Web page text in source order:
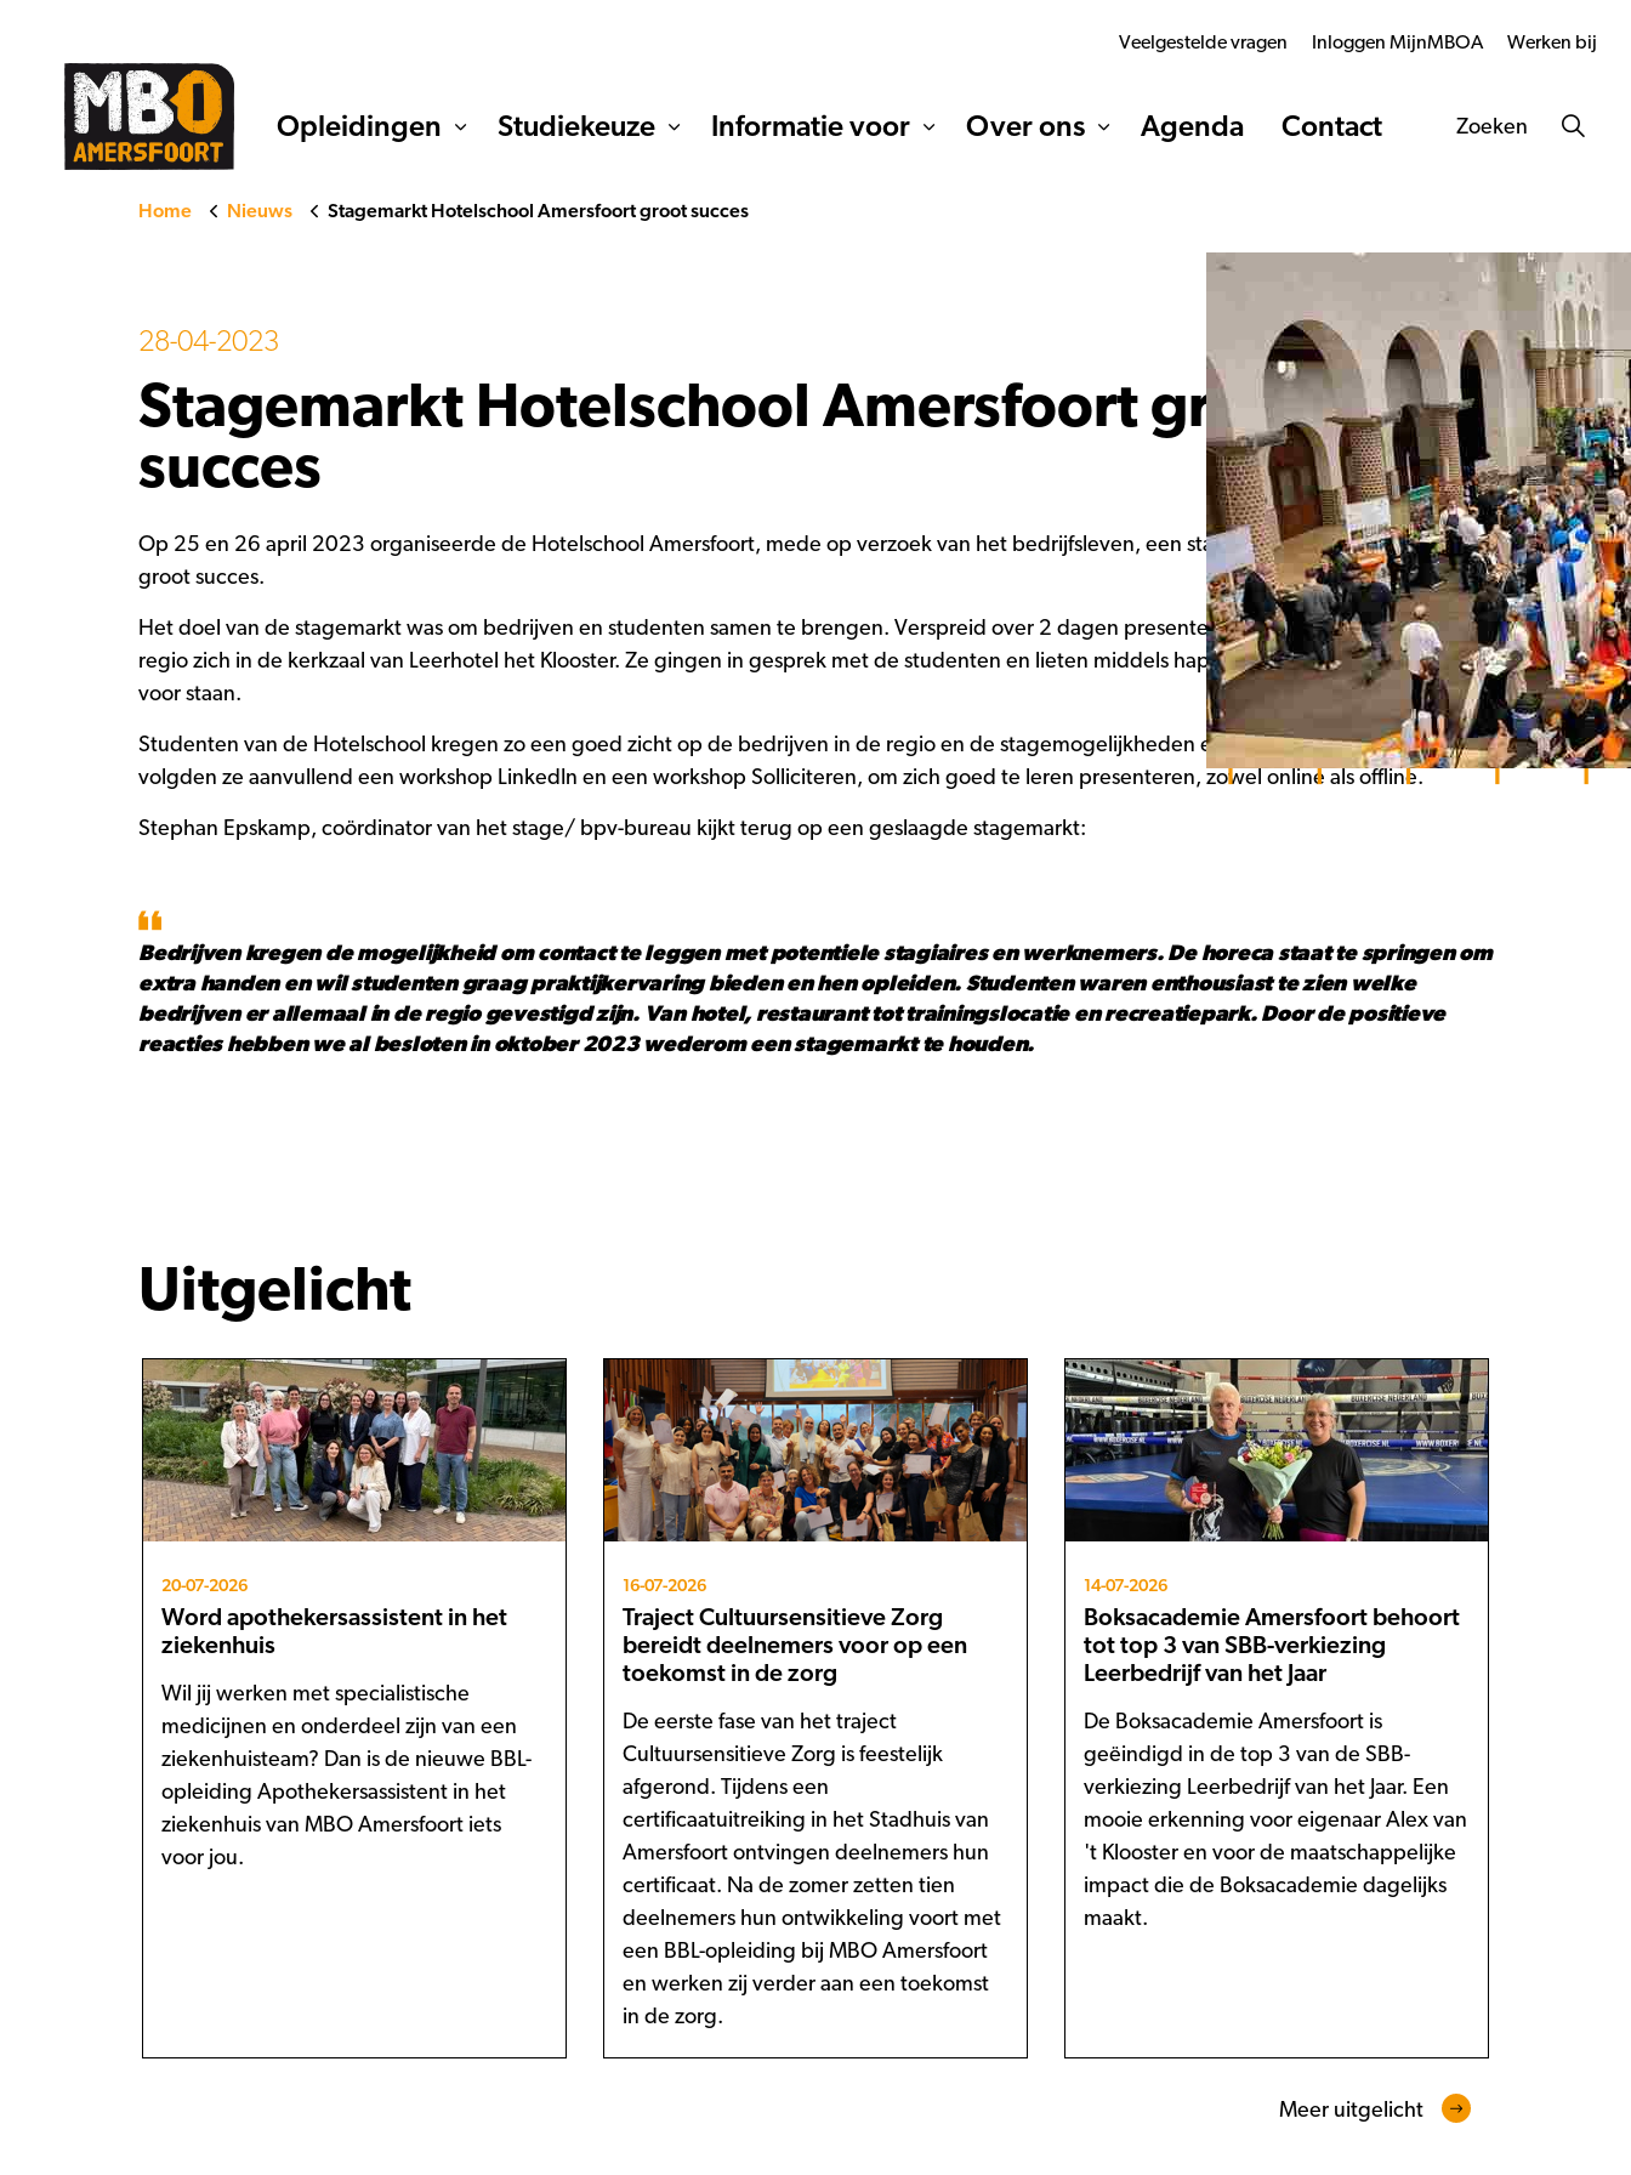
Opleidingen Studiekeuze Informatie voor Over ons Agenda Contact
Veelgestelde vragen Inloggen MijnMBOA Werken bij
Zoeken
Home Nieuws Stagemarkt Hotelschool Amersfoort groot succes
28-04-2023
Stagemarkt Hotelschool Amersfoort groot
succes
Op 25 en 26 april 2023 organiseerde de Hotelschool Amersfoort, mede op verzoek van het bedrijfsleven, een stagemarkt. En dat was een
groot succes.
Het doel van de stagemarkt was om bedrijven en studenten samen te brengen. Verspreid over 2 dagen presenteerden 75 bedrijven uit de
regio zich in de kerkzaal van Leerhotel het Klooster. Ze gingen in gesprek met de studenten en lieten middels hapjes en drankjes zien waar ze
voor staan.
Studenten van de Hotelschool kregen zo een goed zicht op de bedrijven in de regio en de stagemogelijkheden en legden contact. Ook
volgden ze aanvullend een workshop LinkedIn en een workshop Solliciteren, om zich goed te leren presenteren, zowel online als offline.
Stephan Epskamp, coördinator van het stage/ bpv-bureau kijkt terug op een geslaagde stagemarkt:
Bedrijven kregen de mogelijkheid om contact te leggen met potentiele stagiaires en werknemers. De horeca staat te springen om
extra handen en wil studenten graag praktijkervaring bieden en hen opleiden. Studenten waren enthousiast te zien welke
bedrijven er allemaal in de regio gevestigd zijn. Van hotel, restaurant tot trainingslocatie en recreatiepark. Door de positieve
reacties hebben we al besloten in oktober 2023 wederom een stagemarkt te houden.
Uitgelicht
20-07-2026
Word apothekersassistent in het
ziekenhuis
Wil jij werken met specialistische
medicijnen en onderdeel zijn van een
ziekenhuisteam? Dan is de nieuwe BBL-
opleiding Apothekersassistent in het
ziekenhuis van MBO Amersfoort iets
voor jou.
16-07-2026
Traject Cultuursensitieve Zorg
bereidt deelnemers voor op een
toekomst in de zorg
De eerste fase van het traject
Cultuursensitieve Zorg is feestelijk
afgerond. Tijdens een
certificaatuitreiking in het Stadhuis van
Amersfoort ontvingen deelnemers hun
certificaat. Na de zomer zetten tien
deelnemers hun ontwikkeling voort met
een BBL-opleiding bij MBO Amersfoort
en werken zij verder aan een toekomst
in de zorg.
14-07-2026
Boksacademie Amersfoort behoort
tot top 3 van SBB-verkiezing
Leerbedrijf van het Jaar
De Boksacademie Amersfoort is
geëindigd in de top 3 van de SBB-
verkiezing Leerbedrijf van het Jaar. Een
mooie erkenning voor eigenaar Alex van
't Klooster en voor de maatschappelijke
impact die de Boksacademie dagelijks
maakt.
Meer uitgelicht